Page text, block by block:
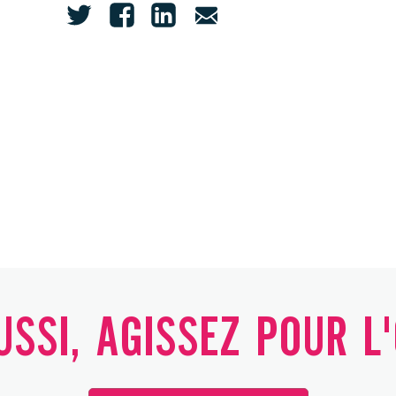
AGISSEZ POUR